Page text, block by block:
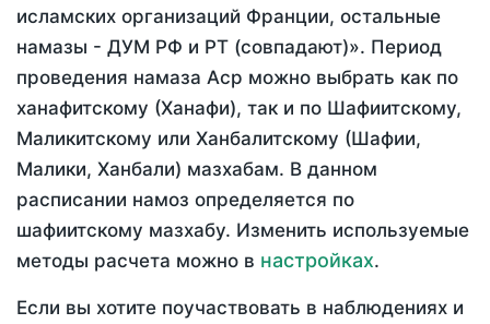
исламских организаций Франции, остальные
намазы - ДУМ РФ и РТ (совпадают)». Период
проведения намаза Аср можно выбрать как по
ханафитскому (Ханафи), так и по Шафиитскому,
Маликитскому или Ханбалитскому (Шафии,
Малики, Ханбали) мазхабам. В данном
расписании намоз определяется по
шафиитскому мазхабу. Изменить используемые
методы расчета можно в настройках.
Если вы хотите поучаствовать в наблюдениях и